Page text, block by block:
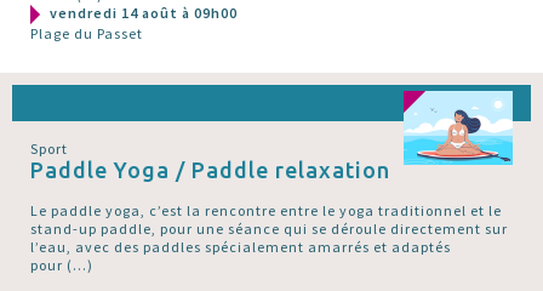
vendredi 14 août à 09h00
Plage du Passet
Sport
Paddle Yoga / Paddle relaxation
Le paddle yoga, c’est la rencontre entre le yoga traditionnel et le
stand-up paddle, pour une séance qui se déroule directement sur
l’eau, avec des paddles spécialement amarrés et adaptés
pour (…)